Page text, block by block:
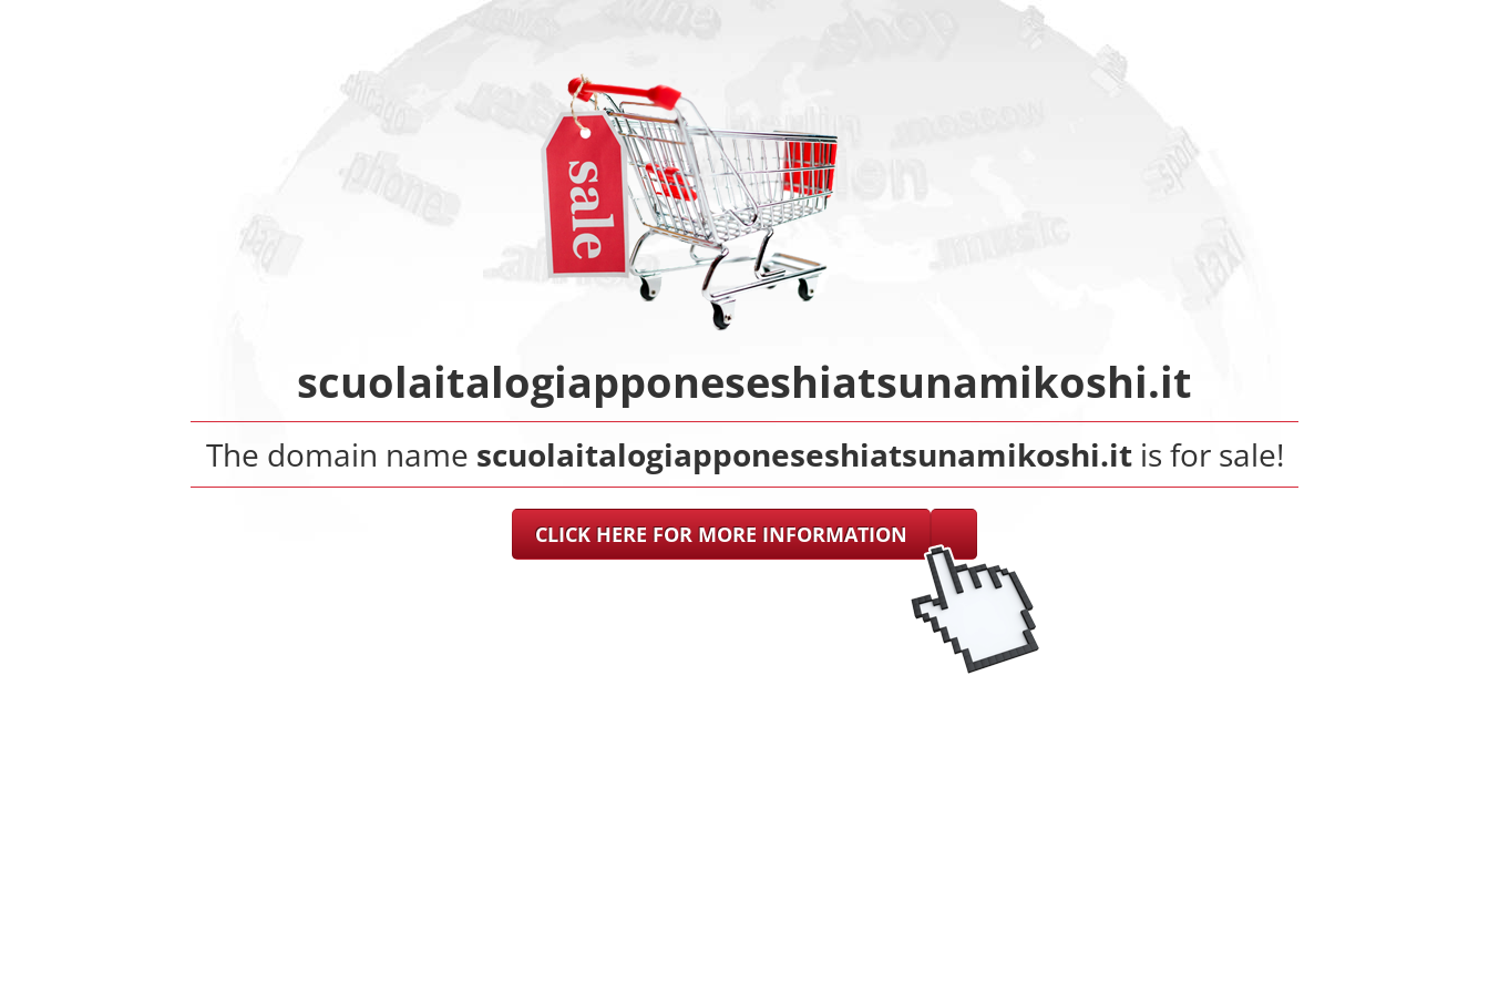
scuolaitalogiapponeseshiatsunamikoshi.it
The domain name scuolaitalogiapponeseshiatsunamikoshi.itis for sale!
CLICK HERE FOR MORE INFORMATION